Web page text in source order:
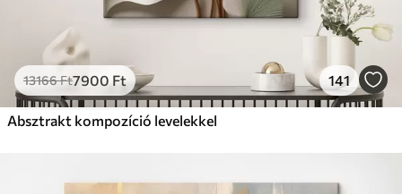
13166Ft7900 Ft 141
Absztrakt kompozíció levelekkel